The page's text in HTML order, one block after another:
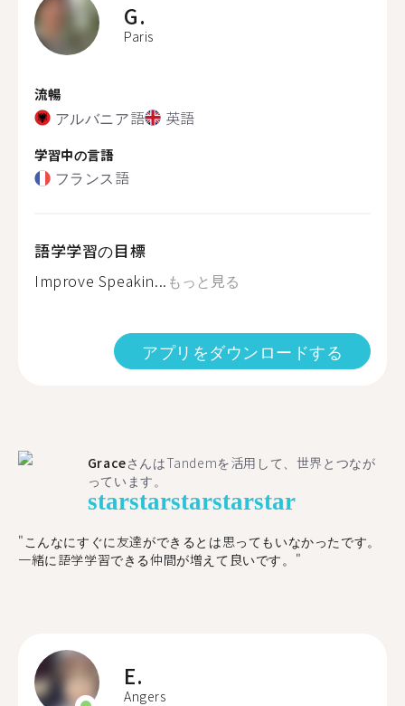
G.
Paris
流暢
アルバニア語 英語
学習中の言語
フランス語
語学学習の目標
Improve Speakin... もっと見る
アプリをダウンロードする
GraceさんはTandemを活用して、世界とつなが
っています。
starstarstarstarstar
"こんなにすぐに友達ができるとは思ってもいなかったです。
一緒に語学学習できる仲間が増えて良いです。"
E.
Angers